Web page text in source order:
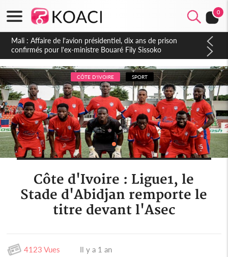
0
Nigeria : Le Togo et le Cameroun principaux acheteurs des
produits de la raffinerie Dangote en juillet
CÔTE D'IVOIRE SPORT
Côte d'Ivoire : Ligue1, le
Stade d'Abidjan remporte le
titre devant l'Asec
4123 Vues Il y a 1 an